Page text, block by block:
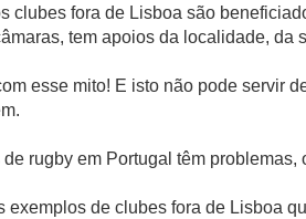
clubes fora de Lisboa são
tem apoios da localidade, da
esse mito! E isto não pode servir
rugby em Portugal têm
exemplos de clubes fora de Lisboa